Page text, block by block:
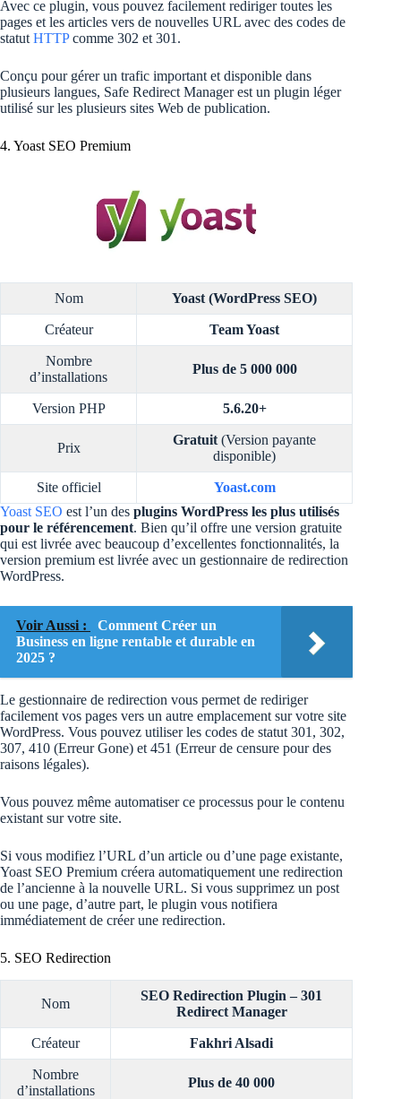
Avec ce plugin, vous pouvez facilement rediriger toutes les
pages et les articles vers de nouvelles URL avec des codes de
statut HTTPcomme 302 et 301.
Conçu pour gérer un trafic important et disponible dans
plusieurs langues, Safe Redirect Manager est un plugin léger
utilisé sur les plusieurs sites Web de publication.
4. Yoast SEO Premium
Nom Yoast (WordPress SEO)
Créateur Team Yoast
Nombre
d’installations
Plus de 5 000 000
Version PHP 5.6.20+
Prix
Gratuit (Version payante
disponible)
Site officiel
Yoast.com
Yoast SEO est l’un des plugins WordPress les plus utilisés
pour le référencement. Bien qu’il offre une version gratuite
qui est livrée avec beaucoup d’excellentes fonctionnalités, la
version premium est livrée avec un gestionnaire de redirection
WordPress.
Voir Aussi :
Comment Créer un
Business en ligne rentable et durable en
2025 ?
Le gestionnaire de redirection vous permet de rediriger
facilement vos pages vers un autre emplacement sur votre site
WordPress. Vous pouvez utiliser les codes de statut 301, 302,
307, 410 (Erreur Gone) et 451 (Erreur de censure pour des
raisons légales).
Vous pouvez même automatiser ce processus pour le contenu
existant sur votre site.
Si vous modifiez l’URL d’un article ou d’une page existante,
Yoast SEO Premium créera automatiquement une redirection
de l’ancienne à la nouvelle URL. Si vous supprimez un post
ou une page, d’autre part, le plugin vous notifiera
immédiatement de créer une redirection.
5. SEO Redirection
Nom
SEO Redirection Plugin – 301
Redirect Manager
Créateur Fakhri Alsadi
Nombre
d’installations
Plus de 40 000